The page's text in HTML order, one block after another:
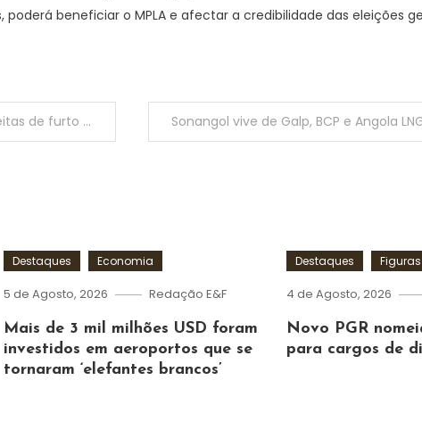
beneficiar o MPLA e afectar a credibilidade das eleições
normas de conduta
Destaques Economia
5 de Agosto, 2026 Redação E&F
Mais de 3 mil milhões USD foram
investidos em aeroportos que se
tornaram ‘elefantes brancos’
Destaques Figuras
4 de Agosto, 2026
Novo PGR
para cargos de